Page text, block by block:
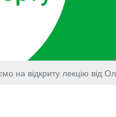
відкриту лекцію від